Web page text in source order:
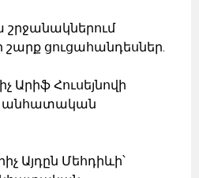
շրջանակներում
շարք ցուցահանդեսներ.
Արիֆ Հուսեյնովի
անհատական
Այդըն Մեհդիևի՝